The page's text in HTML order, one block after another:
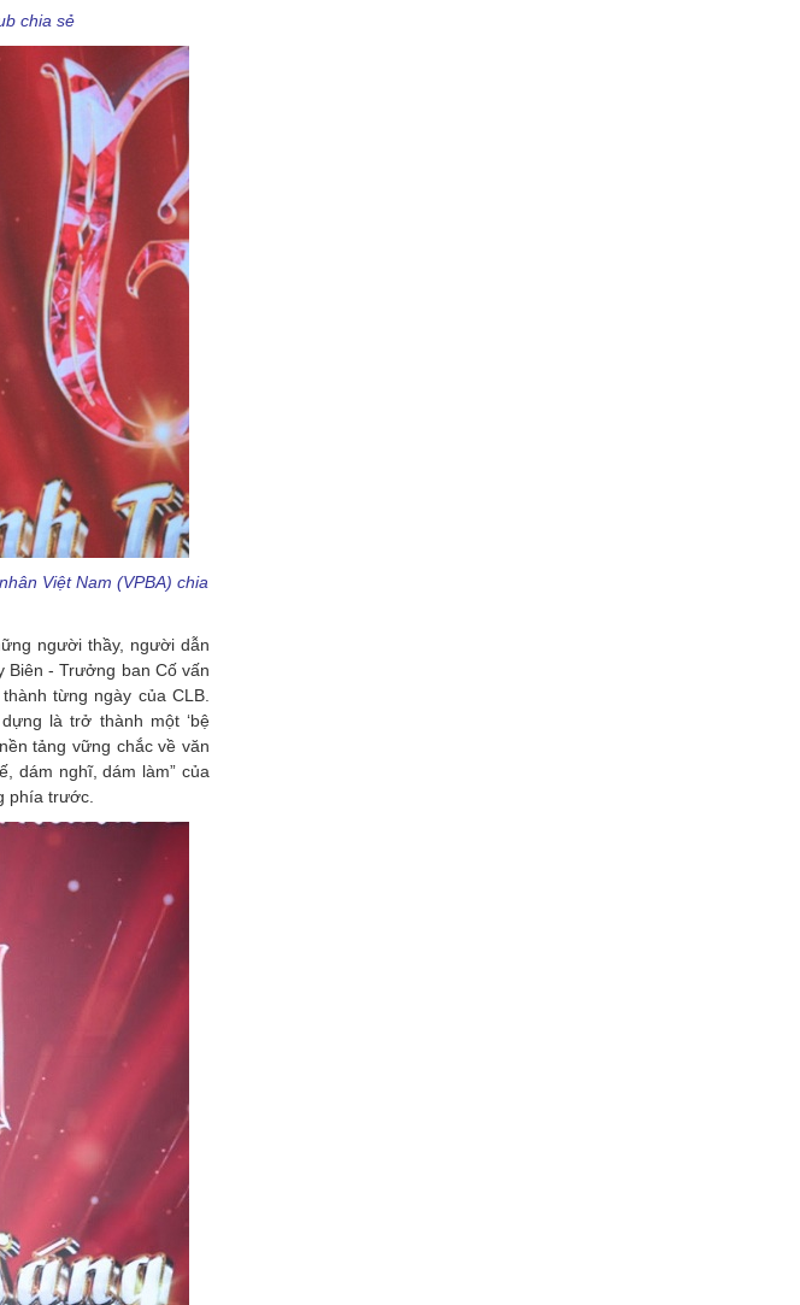
chia sẻ
Việt Nam (VPBA) chia
người thầy, người dẫn
Biên - Trưởng ban Cố vấn
từng ngày của CLB.
là trở thành một ‘bệ
tảng vững chắc về văn
dám nghĩ, dám làm” của
phía trước.